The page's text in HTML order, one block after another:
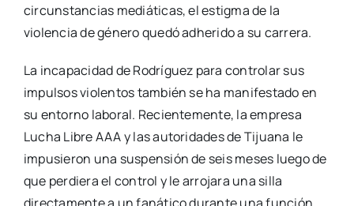
circunstancias mediáticas,el estigma de la
violencia de género quedó adherido a su carrera.
La incapacidad de Rodríguez para controlar sus
impulsos violentos también se ha manifestado en
su entorno laboral. Recientemente, la empresa
Lucha Libre AAA y las autoridades de Tijuana le
impusieron una suspensión de seis meses luego de
que perdiera el control y le arrojara una silla